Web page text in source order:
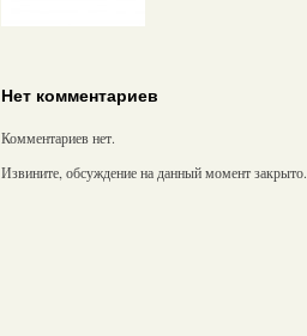
Нет комментариев
Комментариев нет.
Извините, обсуждение на данный момент закрыто.